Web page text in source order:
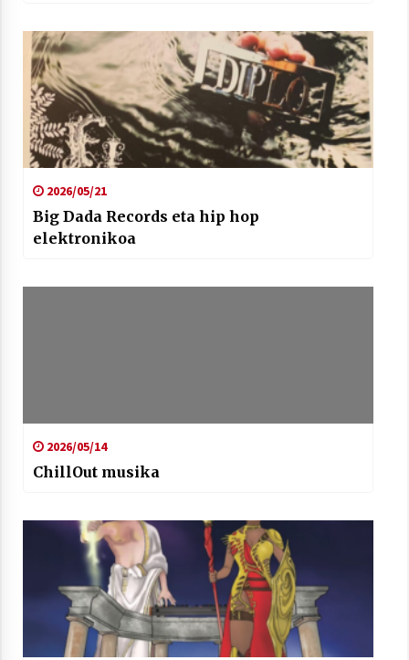
2026/05/21
Big Dada Records eta hip hop
elektronikoa
2026/05/14
ChillOut musika